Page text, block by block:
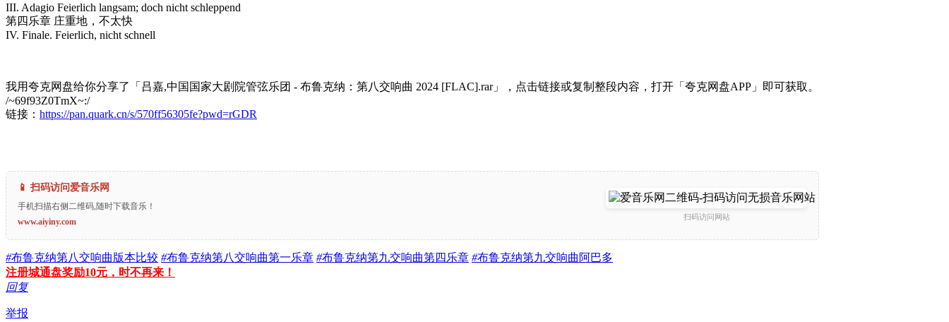
III. Adagio Feierlich langsam; doch nicht schleppend
第四乐章 庄重地，不太快
IV. Finale. Feierlich, nicht schnell
我用夸克网盘给你分享了「吕嘉,中国国家大剧院管弦乐团 - 布鲁克纳：第八交响曲 2024 [FLAC].rar」，点击链接或复制整段内容，打开「夸克网盘APP」即可获取。
/~69f93Z0TmX~:/
链接： https://pan.quark.cn/s/570ff56305fe?pwd=rGDR
📱 扫码访问爱音乐网
手机扫描右侧二维码,随时下载音乐！
www.aiyiny.com
扫码访问网站
#布鲁克纳第八交响曲版本比较 #布鲁克纳第八交响曲第一乐章 #布鲁克纳第九交响曲第四乐章 #布鲁克纳第九交响曲阿巴多
注册城通盘奖励10元，时不再来！
回复
举报